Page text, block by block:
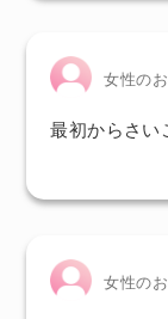
女性の
最初からさい
女性の